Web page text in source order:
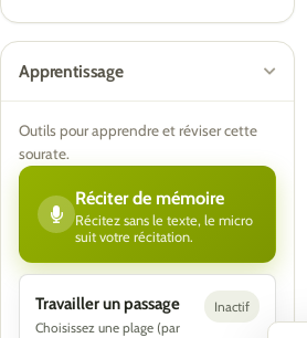
Apprentissage
Outils pour apprendre et réviser cette
sourate.
Réciter de mémoire
Récitez sans le texte, le micro
suit votre récitation.
Travailler un passage
Choisissez une plage (par
Inactif